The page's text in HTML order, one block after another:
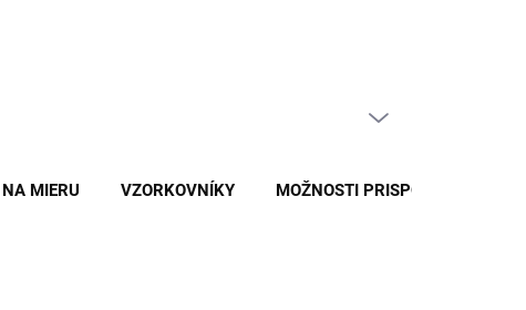
MIERU VZORKOVNÍKY MOŽNOSTI PRISPÔSOBENIA